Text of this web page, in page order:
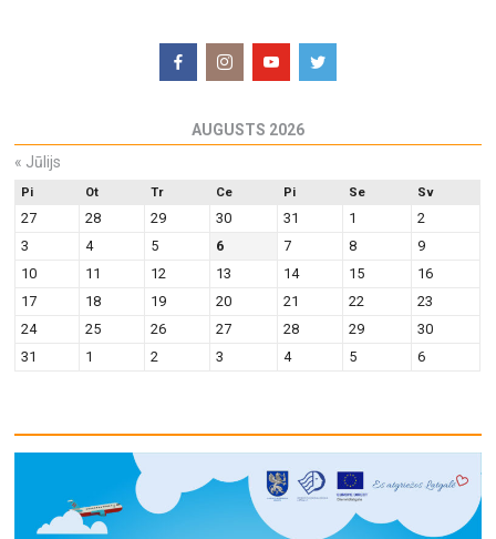
AUGUSTS 2026
« Jūlijs
Pi Ot Tr Ce Pi Se Sv
27 28 29 30 31 1
2
3
4 5 6 7 8
9
10
11 12 13 14 15
16
17
18 19 20 21 22
23
24
25 26 27 28 29
30
31
1 2 3 4 5 6